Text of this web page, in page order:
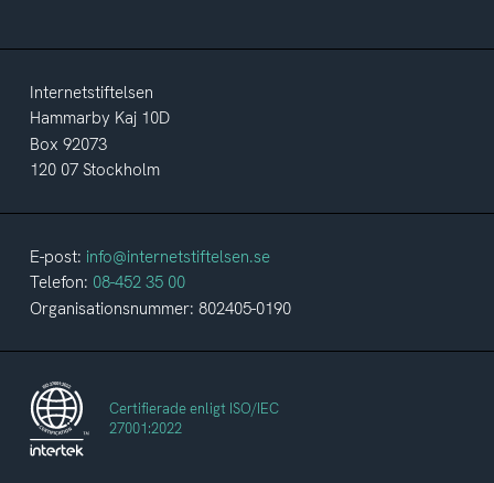
Internetstiftelsen
Hammarby Kaj 10D
Box 92073
120 07 Stockholm
E-post: info@internetstiftelsen.se
Telefon: 08-452 35 00
Organisationsnummer: 802405-0190
Certifierade enligt ISO/IEC
27001:2022